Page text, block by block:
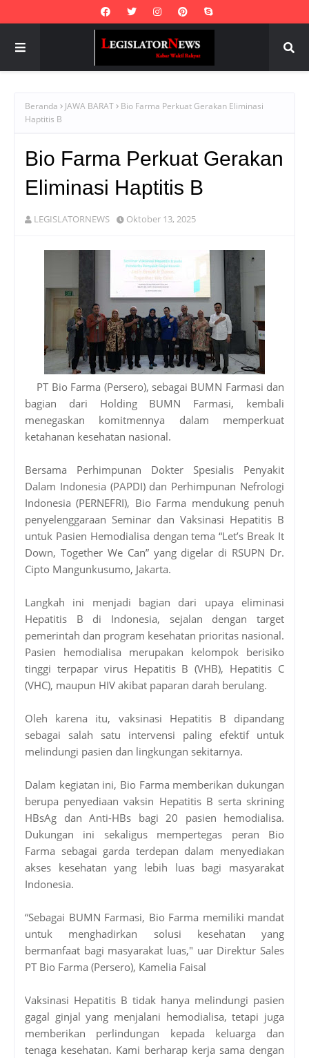
Beranda JAWA BARAT
Bio Farma Perkuat Gerakan Eliminasi
Haptitis B
Bio Farma Perkuat Gerakan
Eliminasi Haptitis B
LEGISLATORNEWS Oktober 13, 2025
PT Bio Farma (Persero), sebagai BUMN Farmasi dan
bagian dari Holding BUMN Farmasi, kembali
menegaskan komitmennya dalam memperkuat
ketahanan kesehatan nasional.
Bersama Perhimpunan Dokter Spesialis Penyakit
Dalam Indonesia (PAPDI) dan Perhimpunan Nefrologi
Indonesia (PERNEFRI), Bio Farma mendukung penuh
penyelenggaraan Seminar dan Vaksinasi Hepatitis B
untuk Pasien Hemodialisa dengan tema “Let’s Break It
Down, Together We Can” yang digelar di RSUPN Dr.
Cipto Mangunkusumo, Jakarta.
Langkah ini menjadi bagian dari upaya eliminasi
Hepatitis B di Indonesia, sejalan dengan target
pemerintah dan program kesehatan prioritas nasional.
Pasien hemodialisa merupakan kelompok berisiko
tinggi terpapar virus Hepatitis B (VHB), Hepatitis C
(VHC), maupun HIV akibat paparan darah berulang.
Oleh karena itu, vaksinasi Hepatitis B dipandang
sebagai salah satu intervensi paling efektif untuk
melindungi pasien dan lingkungan sekitarnya.
Dalam kegiatan ini, Bio Farma memberikan dukungan
berupa penyediaan vaksin Hepatitis B serta skrining
HBsAg dan Anti-HBs bagi 20 pasien hemodialisa.
Dukungan ini sekaligus mempertegas peran Bio
Farma sebagai garda terdepan dalam menyediakan
akses kesehatan yang lebih luas bagi masyarakat
Indonesia.
“Sebagai BUMN Farmasi, Bio Farma memiliki mandat
untuk menghadirkan solusi kesehatan yang
bermanfaat bagi masyarakat luas," uar Direktur Sales
PT Bio Farma (Persero), Kamelia Faisal
Vaksinasi Hepatitis B tidak hanya melindungi pasien
gagal ginjal yang menjalani hemodialisa, tetapi juga
memberikan perlindungan kepada keluarga dan
tenaga kesehatan. Kami berharap kerja sama dengan